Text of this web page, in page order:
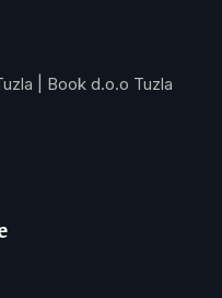
| Book d.o.o Tuzla